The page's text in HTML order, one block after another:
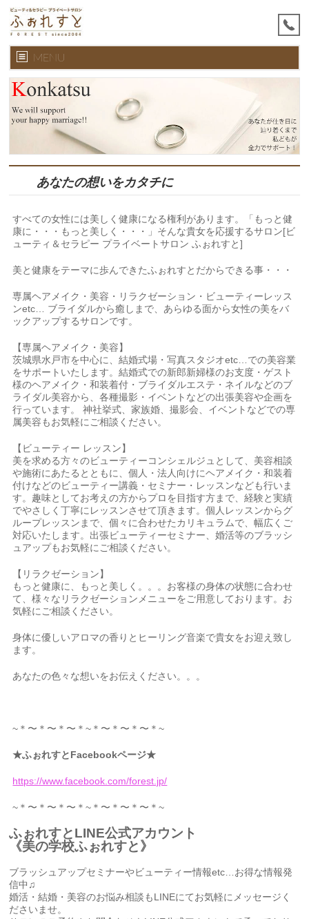
MENU
あなたの想いをカタチに
すべての女性には美しく健康になる権利があります。「もっと健
康に・・・もっと美しく・・・」そんな貴女を応援するサロン[ビ
ューティ＆セラピー プライベートサロン ふぉれすと]
美と健康をテーマに歩んできたふぉれすとだからできる事・・・
専属ヘアメイク・美容・リラクゼーション・ビューティーレッス
ンetc… ブライダルから癒しまで、あらゆる面から女性の美をバ
ックアップするサロンです。
【専属ヘアメイク・美容】
茨城県水戸市を中心に、結婚式場・写真スタジオetc…での美容業
をサポートいたします。結婚式での新郎新婦様のお支度・ゲスト
様のヘアメイク・和装着付・ブライダルエステ・ネイルなどのブ
ライダル美容から、各種撮影・イベントなどの出張美容や企画を
行っています。 神社挙式、家族婚、撮影会、イベントなどでの専
属美容もお気軽にご相談ください。
【ビューティー レッスン】
美を求める方々のビューティーコンシェルジュとして、美容相談
や施術にあたるとともに、個人・法人向けにヘアメイク・和装着
付けなどのビューティー講義・セミナー・レッスンなども行いま
す。趣味としてお考えの方からプロを目指す方まで、経験と実績
でやさしく丁寧にレッスンさせて頂きます。個人レッスンからグ
ループレッスンまで、個々に合わせたカリキュラムで、幅広くご
対応いたします。出張ビューティーセミナー、婚活等のブラッシ
ュアップもお気軽にご相談ください。
【リラクゼーション】
もっと健康に、もっと美しく。。。お客様の身体の状態に合わせ
て、様々なリラクゼーションメニューをご用意しております。お
気軽にご相談ください。
身体に優しいアロマの香りとヒーリング音楽で貴女をお迎え致し
ます。
あなたの色々な想いをお伝えください。。。
~＊〜＊〜＊〜＊~＊〜＊〜＊〜＊~
★ふぉれすとFacebookページ★
https://www.facebook.com/forest.jp/
~＊〜＊〜＊〜＊~＊〜＊〜＊〜＊~
ふぉれすとLINE公式アカウント
《美の学校ふぉれすと》
ブラッシュアップセミナーやビューティー情報etc…お得な情報発
信中♫
婚活・結婚・美容のお悩み相談もLINEにてお気軽にメッセージく
ださいませ。